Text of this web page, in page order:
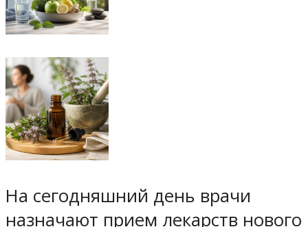
На сегодняшний день врачи
назначают прием лекарств нового